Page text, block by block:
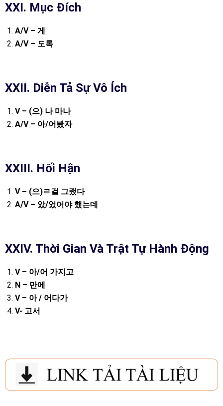
XXI. Mục Đích
A/V – 게
A/V – 도록
XXII. Diễn Tả Sự Vô Ích
V – (으) 나 마나
A/V – 아/어봤자
XXIII. Hối Hận
V – (으)ㄹ걸 그랬다
A/V – 았/었어야 했는데
XXIV. Thời Gian Và Trật Tự Hành Động
V – 아/어 가지고
N – 만에
V – 아/ 어다가
V- 고서